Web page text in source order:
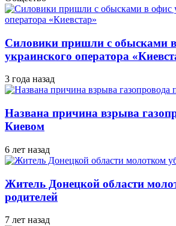
Силовики пришли с обысками
украинского оператора
3 года назад
Названа причина взрыва
Киевом
6 лет назад
Житель Донецкой области
родителей
7 лет назад